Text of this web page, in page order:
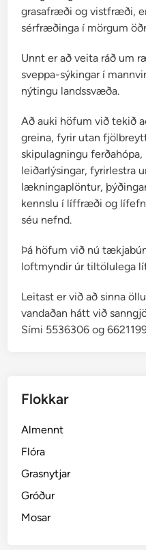
grasafræði og vistfræði,
sérfræðinga í mörgum
Unnt er að veita ráð um
sveppa-sýkingar í
nýtingu landssvæða.
Að auki höfum við tekið
greina, fyrir utan
skipulagningu
leiðarlýsingar, fyrirlestra
lækningaplöntur,
kennslu í líffræði og
séu nefnd.
Þá höfum við nú
loftmyndir úr tiltölulega
Leitast er við að sinna
vandaðan hátt við
Sími 5536306 og
Flokkar
Almennt
Flóra
Grasnytjar
Gróður
Mosar